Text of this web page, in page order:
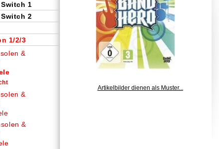
Artikelbilder dienen als Muster...
1
2
1/2/3
&
&
&